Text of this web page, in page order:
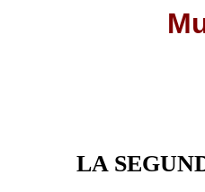
LA